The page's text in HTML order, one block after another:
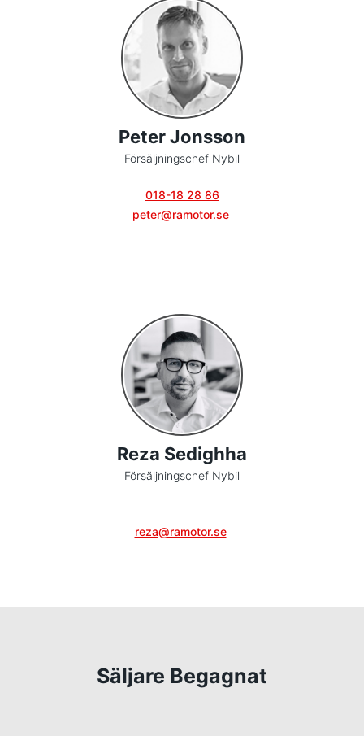
Peter Jonsson
Försäljningschef Nybil
018-18 28 86
peter@ramotor.se
Reza Sedighha
Försäljningschef Nybil
reza@ramotor.se
Säljare Begagnat